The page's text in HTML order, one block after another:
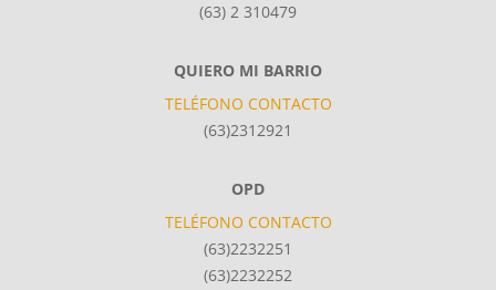
(63) 2 310479
QUIERO MI BARRIO
TELÉFONO CONTACTO
(63)2312921
OPD
TELÉFONO CONTACTO
(63)2232251
(63)2232252